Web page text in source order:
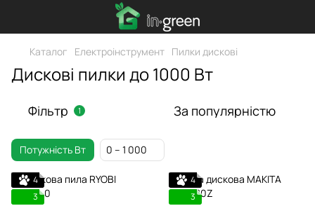
Каталог Електроінструмент Пилки дискові
Дискові пилки до 1000 Вт
Фільтр 1 За популярністю
Потужність Вт 0 – 1 000
4
3
4
3